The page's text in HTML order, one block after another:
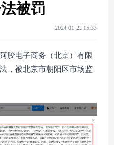
被罚
2024-01-22 15:33
胶电子商务（北京）有限
，被北京市朝阳区市场监